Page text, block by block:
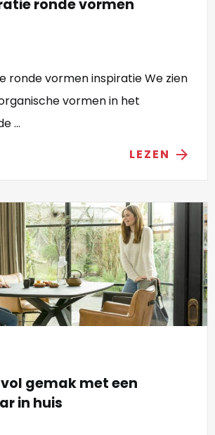
ronde vormen
ronde vormen inspiratie We zien
vormen in het
...
LEZEN arrow_forward
gemak met een
in huis